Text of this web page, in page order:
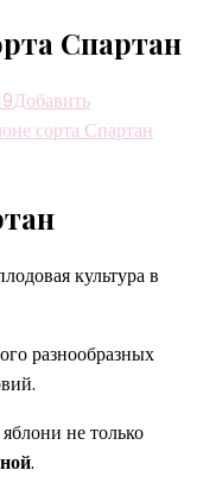
Спартан
Добавить
сорта Спартан
культура в
разнообразных
не только
.